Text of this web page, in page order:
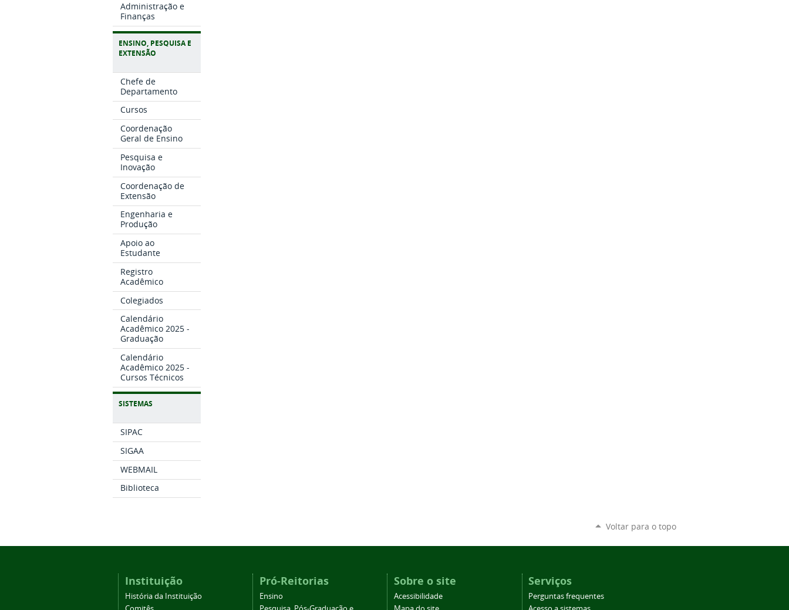
Administração e
Finanças
ENSINO, PESQUISA E
EXTENSÃO
Chefe de
Departamento
Cursos
Coordenação
Geral de Ensino
Pesquisa e
Inovação
Coordenação de
Extensão
Engenharia e
Produção
Apoio ao
Estudante
Registro
Acadêmico
Colegiados
Calendário
Acadêmico 2025 -
Graduação
Calendário
Acadêmico 2025 -
Cursos Técnicos
SISTEMAS
SIPAC
SIGAA
WEBMAIL
Biblioteca
Voltar para o topo
Instituição
História da Instituição
Pró-Reitorias
Ensino
Sobre o site
Acessibilidade
Serviços
Perguntas frequentes